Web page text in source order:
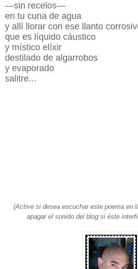
—sin recelos—
en tu cuna de agua
y allí llorar con ese llanto
que es líquido cáustico
y místico elíxir
destilado de algarrobos
y evaporado
salitre...
(Active si desea escuchar este poema en
apagar el sonido del blog si éste